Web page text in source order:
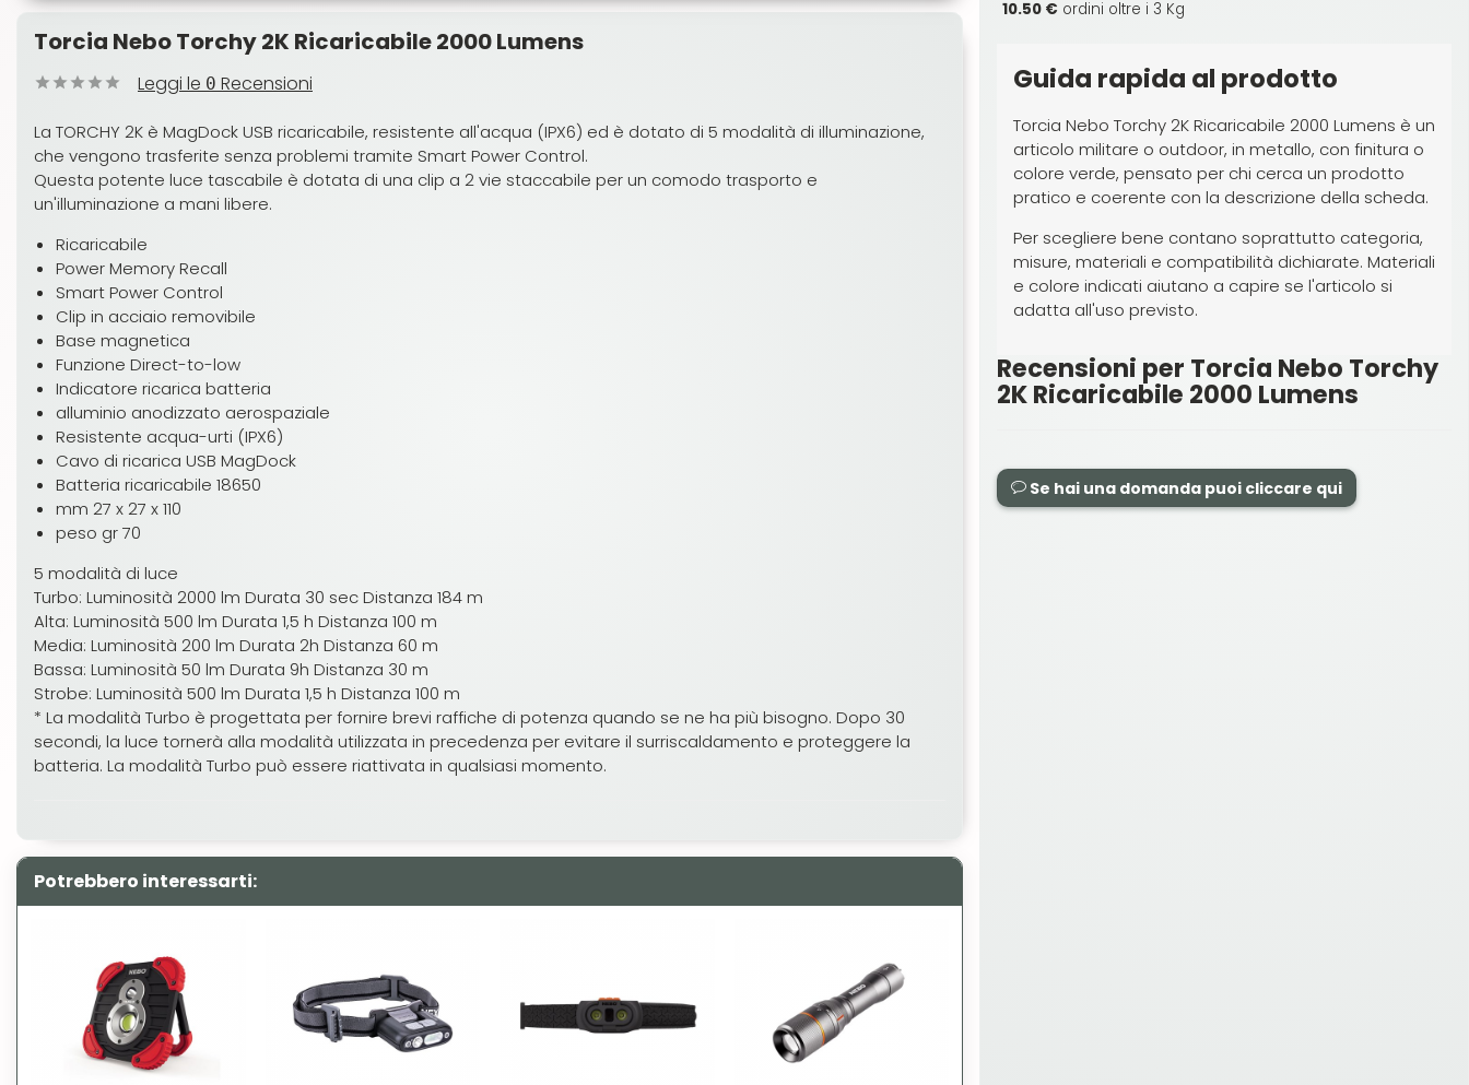
Torcia Nebo Torchy 2K Ricaricabile 2000 Lumens
Leggi le 0 Recensioni
La TORCHY 2K è MagDock USB ricaricabile, resistente all'acqua (IPX6) ed è dotato di 5 modalità di illuminazione,
che vengono trasferite senza problemi tramite Smart Power Control.
Questa potente luce tascabile è dotata di una clip a 2 vie staccabile per un comodo trasporto e
un'illuminazione a mani libere.
Ricaricabile
Power Memory Recall
Smart Power Control
Clip in acciaio removibile
Base magnetica
Funzione Direct-to-low
Indicatore ricarica batteria
alluminio anodizzato aerospaziale
Resistente acqua-urti (IPX6)
Cavo di ricarica USB MagDock
Batteria ricaricabile 18650
mm 27 x 27 x 110
peso gr 70
5 modalità di luce
Turbo: Luminosità 2000 lm Durata 30 sec Distanza 184 m
Alta: Luminosità 500 lm Durata 1,5 h Distanza 100 m
Media: Luminosità 200 lm Durata 2h Distanza 60 m
Bassa: Luminosità 50 lm Durata 9h Distanza 30 m
Strobe: Luminosità 500 lm Durata 1,5 h Distanza 100 m
* La modalità Turbo è progettata per fornire brevi raffiche di potenza quando se ne ha più bisogno. Dopo 30
secondi, la luce tornerà alla modalità utilizzata in precedenza per evitare il surriscaldamento e proteggere la
batteria. La modalità Turbo può essere riattivata in qualsiasi momento.
Potrebbero interessarti:
10.50 € ordini oltre i 3 Kg
Guida rapida al prodotto
Torcia Nebo Torchy 2K Ricaricabile 2000 Lumens è un
articolo militare o outdoor, in metallo, con finitura o
colore verde, pensato per chi cerca un prodotto
pratico e coerente con la descrizione della scheda.
Per scegliere bene contano soprattutto categoria,
misure, materiali e compatibilità dichiarate. Materiali
e colore indicati aiutano a capire se l'articolo si
adatta all'uso previsto.
Recensioni per Torcia Nebo Torchy
2K Ricaricabile 2000 Lumens
Se hai una domanda puoi cliccare qui